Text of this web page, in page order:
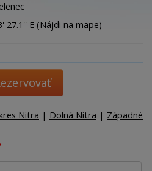
27.1'' E (Nájdi na mape)
Nitra | Dolná Nitra | Západné